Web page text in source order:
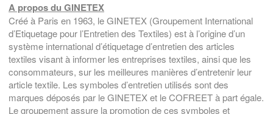
A propos du GINETEX
Créé à Paris en 1963, le GINETEX (Groupement International
d’Etiquetage pour l’Entretien des Textiles) est à l’origine d’un
système international d’étiquetage d’entretien des articles
textiles visant à informer les entreprises textiles, ainsi que les
consommateurs, sur les meilleures manières d’entretenir leur
article textile. Les symboles d’entretien utilisés sont des
marques déposés par le GINETEX et le COFREET à part égale.
Le groupement assure la promotion de ces symboles et